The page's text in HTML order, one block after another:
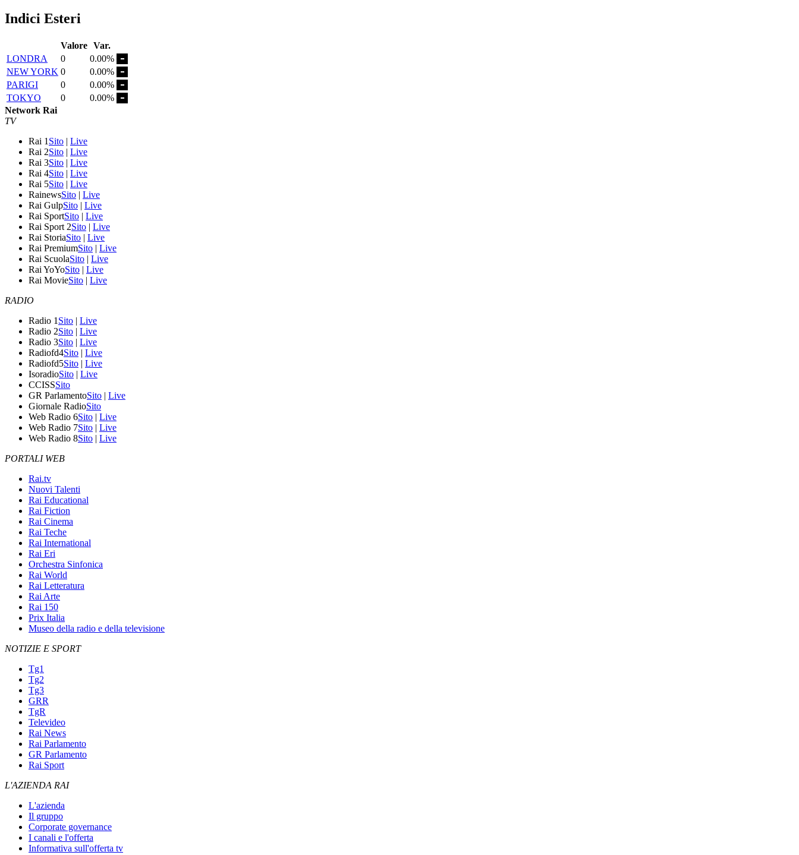
Indici Esteri
Valore Var.
LONDRA
0
0.00%
NEW YORK 0
0.00%
PARIGI
0
0.00%
TOKYO
0
0.00%
Network Rai
TV
Rai 1 Sito | Live
Rai 2Sito | Live
Rai 3Sito | Live
Rai 4Sito | Live
Rai 5Sito | Live
RainewsSito | Live
Rai GulpSito | Live
Rai SportSito | Live
Rai Sport 2Sito | Live
Rai StoriaSito | Live
Rai PremiumSito | Live
Rai ScuolaSito | Live
Rai YoYoSito | Live
Rai MovieSito | Live
RADIO
Radio 1 Sito | Live
Radio 2Sito | Live
Radio 3Sito | Live
Radiofd4Sito | Live
Radiofd5Sito | Live
IsoradioSito | Live
CCISSSito
GR ParlamentoSito | Live
Giornale RadioSito
Web Radio 6Sito | Live
Web Radio 7Sito | Live
Web Radio 8Sito | Live
PORTALI WEB
Rai.tv
Nuovi Talenti
Rai Educational
Rai Fiction
Rai Cinema
Rai Teche
Rai International
Rai Eri
Orchestra Sinfonica
Rai World
Rai Letteratura
Rai Arte
Rai 150
Prix Italia
Museo della radio e della televisione
NOTIZIE E SPORT
Tg1
Tg2
Tg3
GRR
TgR
Televideo
Rai News
Rai Parlamento
GR Parlamento
Rai Sport
L'AZIENDA RAI
L'azienda
Il gruppo
Corporate governance
I canali e l'offerta
Informativa sull'offerta tv